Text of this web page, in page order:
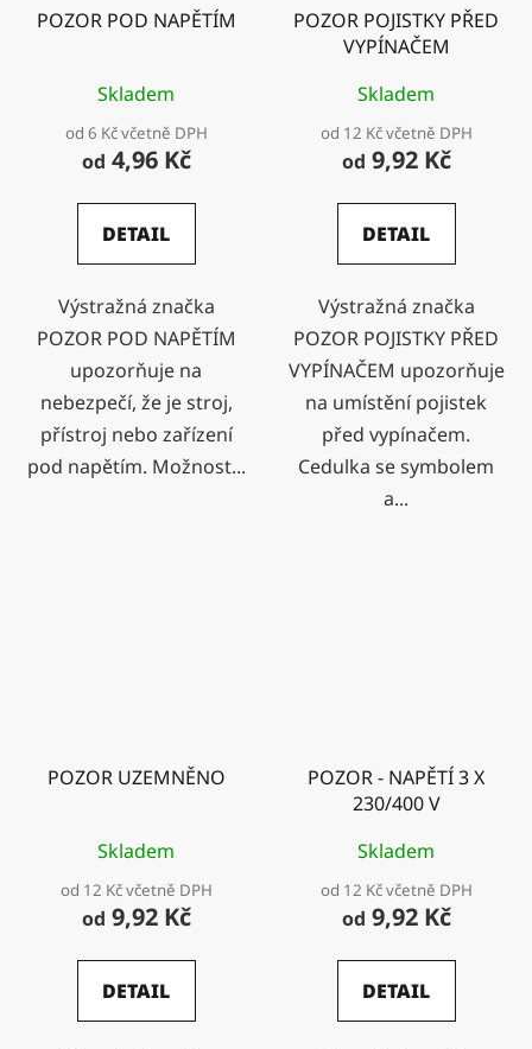
POZOR POD NAPĚTÍM
Skladem
od 6 Kč včetně DPH
od 4,96 Kč
DETAIL
Výstražná značka
POZOR POD NAPĚTÍM
upozorňuje na
nebezpečí, že je stroj,
přístroj nebo zařízení
pod napětím. Možnost...
POZOR POJISTKY PŘED
VYPÍNAČEM
Skladem
od 12 Kč včetně DPH
od 9,92 Kč
DETAIL
Výstražná značka
POZOR POJISTKY PŘED
VYPÍNAČEM upozorňuje
na umístění pojistek
před vypínačem.
Cedulka se symbolem
a...
POZOR UZEMNĚNO
Skladem
od 12 Kč včetně DPH
od 9,92 Kč
DETAIL
POZOR - NAPĚTÍ 3 X
230/400 V
Skladem
od 12 Kč včetně DPH
od 9,92 Kč
DETAIL